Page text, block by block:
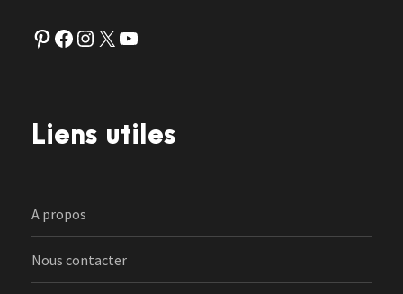
Pinterest Facebook Instagram X YouTube
Liens utiles
A propos
Nous contacter